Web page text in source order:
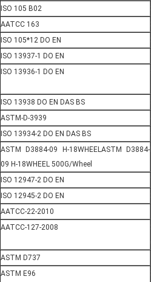
ISO 105 B02
AATCC 163
ISO 105*12 DO EN
ISO 13937-1 DO EN
ISO 13936-1 DO EN
ISO 13938 DO EN DAS BS
ASTM-D-3939
ISO 13934-2 DO EN DAS BS
ASTM D3884-09 H-18WHEELASTM D3884-
09 H-18WHEEL 500G/Wheel
ISO 12947-2 DO EN
ISO 12945-2 DO EN
AATCC-22-2010
AATCC-127-2008
ASTM D737
ASTM E96